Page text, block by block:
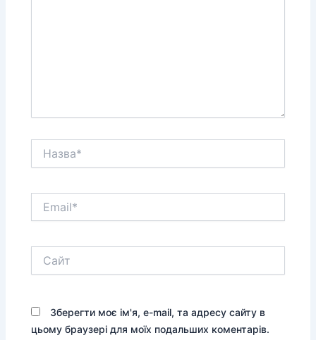
Зберегти моє ім'я, e-mail, та адресу сайту в
цьому браузері для моїх подальших коментарів.